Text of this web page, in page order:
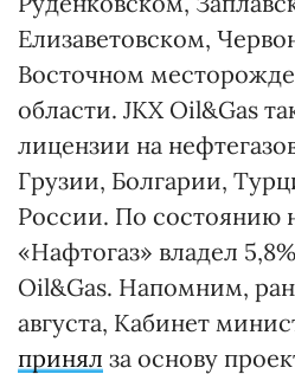
Елизаветовском,
Восточном
области. JKX Oil&Gas
лицензии на
Грузии, Болгарии,
России. По состоянию
«Нафтогаз» владел
Oil&Gas. Напомним,
августа, Кабинет
принял за основу